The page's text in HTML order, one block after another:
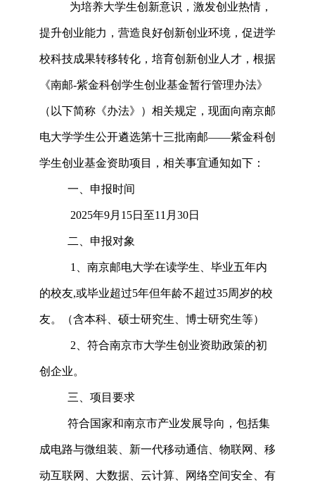
为培养大学生创新意识，激发创业热情，
提升创业能力，营造良好创新创业环境，促进学
校科技成果转移转化，培育创新创业人才，根据
《南邮-紫金科创学生创业基金暂行管理办法》
（以下简称《办法》）相关规定，现面向南京邮
电大学学生公开遴选第十三批南邮——紫金科创
学生创业基金资助项目，相关事宜通知如下：
一、申报时间
2025年9月 15日至11 月 30日
二、申报对象
1、南京邮电大学在读学生、毕业五年内
的校友,或毕业超过5年但年龄不超过35周岁的校
友。（含本科、硕士研究生、博士研究生等）
2、符合南京市大学生创业资助政策的初
创企业。
三、项目要求
符合国家和南京市产业发展导向，包括集
成电路与微组装、新一代移动通信、物联网、移
动互联网、大数据、云计算、网络空间安全、有